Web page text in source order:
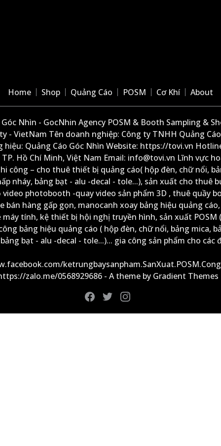
Home Shop Quảng Cáo POSM Cơ Khí About
Nhìn - GocNhin Agency POSM & Booth Sampling &
- VietNam Tên doanh nghiệp: Công ty TNHH Quảng
Quảng Cáo Góc Nhìn Website: https://tovi.vn
Hồ Chí Minh, Việt Nam Email: info@tovi.vn Lĩnh vực
công – cho thuê thiết bị quảng cáo( hộp đèn, chữ nổi,
nháy, bảng bạt - alu -decal - tole...), sản xuất cho thuê
photobooth -quay video sản phẩm 3D , thuê quầy
bán hàng gấp gọn, manocanh xoay bảng hiệu quảng
tính, kệ thiết bị hội nghị truyền hình, sản xuất POSM
bảng hiệu quảng cáo ( hộp đèn, chữ nổi, bảng mica,
bạt - alu -decal - tole...)... gia công sản phẩm cho các
zalo.me/0568929686 - A theme by Gradient